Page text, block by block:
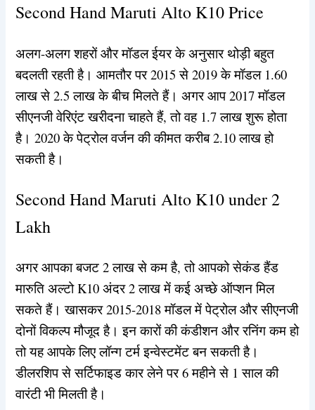
Second Hand Maruti Alto K10 Price
अलग-अलग शहरों और मॉडल ईयर के अनुसार थोड़ी बहुत
बदलती रहती है। आमतौर पर 2015 से 2019 के मॉडल 1.60
लाख से 2.5 लाख के बीच मिलते हैं। अगर आप 2017 मॉडल
सीएनजी वेरिएंट खरीदना चाहते हैं, तो वह 1.7 लाख शुरू होता
है। 2020 के पेट्रोल वर्जन की कीमत करीब 2.10 लाख हो
सकती है।
Second Hand Maruti Alto K10 under 2
Lakh
अगर आपका बजट 2 लाख से कम है, तो आपको सेकंड हैंड
मारुति अल्टो K10 अंदर 2 लाख में कई अच्छे ऑप्शन मिल
सकते हैं। खासकर 2015-2018 मॉडल में पेट्रोल और सीएनजी
दोनों विकल्प मौजूद है। इन कारों की कंडीशन और रनिंग कम हो
तो यह आपके लिए लॉन्ग टर्म इन्वेस्टमेंट बन सकती है।
डीलरशिप से सर्टिफाइड कार लेने पर 6 महीने से 1 साल की
वारंटी भी मिलती है।